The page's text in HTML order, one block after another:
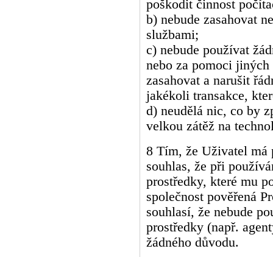
poškodit činnost
b) nebude zasahovat
službami;
c) nebude používat
nebo za pomoci jiných
zasahovat a narušit
jakékoli transakce,
d) neudělá nic, co by
velkou zátěž na
8 Tím, že Uživatel má
souhlas, že při
prostředky, které mu
společnost pověřená
souhlasí, že nebude
prostředky (např.
žádného důvodu.